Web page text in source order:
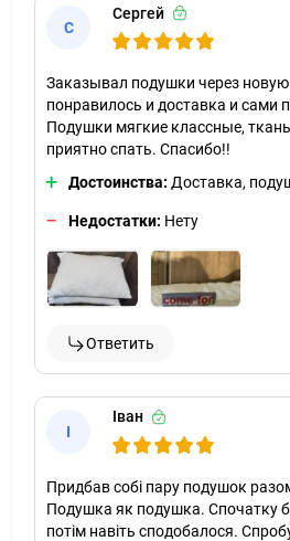
С
Сергей
Заказывал подушки через новую
понравилось и доставка и сами
Подушки мягкие классные,
приятно спать. Спасибо!!
Достоинства: Доставка,
Недостатки: Нету
Ответить
І
Іван
Придбав собі пару подушок
Подушка як подушка. Спочатку
потім навіть сподобалося.